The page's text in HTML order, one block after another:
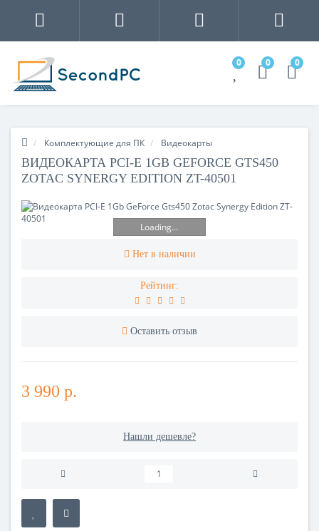
0 0 0
Комплектующие для ПК Видеокарты
ВИДЕОКАРТА PCI-E 1GB GEFORCE GTS450
ZOTAC SYNERGY EDITION ZT-40501
Loading...
Нет в наличии
Рейтинг:
Оставить отзыв
3 990 р.
Нашли дешевле?